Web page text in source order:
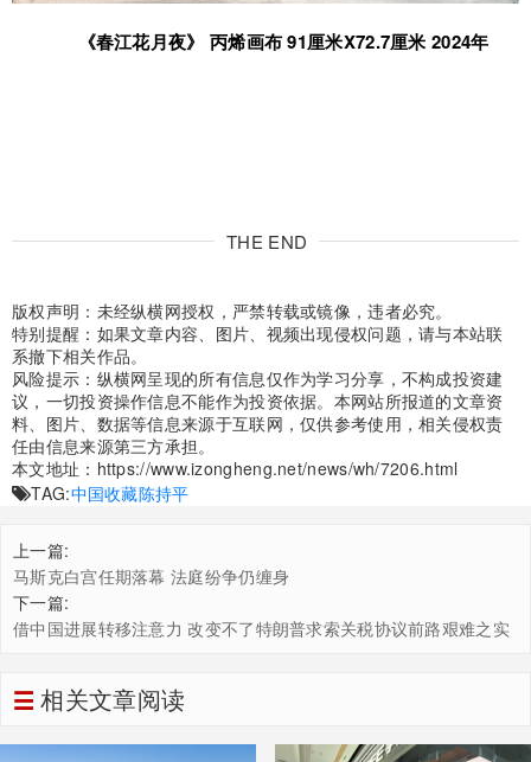
《春江花月夜》 丙烯画布 91厘米X72.7厘米 2024年
THE END
版权声明：未经纵横网授权，严禁转载或镜像，违者必究。
特别提醒：如果文章内容、图片、视频出现侵权问题，请与本站联
系撤下相关作品。
风险提示：纵横网呈现的所有信息仅作为学习分享，不构成投资建
议，一切投资操作信息不能作为投资依据。本网站所报道的文章资
料、图片、数据等信息来源于互联网，仅供参考使用，相关侵权责
任由信息来源第三方承担。
本文地址： https://www.izongheng.net/news/wh/7206.html
TAG:中国收藏陈持平
上一篇:
马斯克白宫任期落幕 法庭纷争仍缠身
下一篇:
借中国进展转移注意力 改变不了特朗普求索关税协议前路艰难之实
相关文章阅读